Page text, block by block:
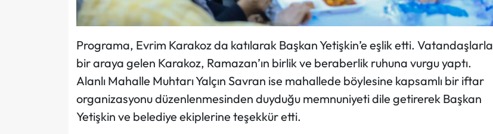
Programa, Evrim Karakoz da katılarak Başkan Yetişkin’e eşlik etti. Vatandaşlarla
bir araya gelen Karakoz, Ramazan’ın birlik ve beraberlik ruhuna vurgu yaptı.
Alanlı Mahalle Muhtarı Yalçın Savran ise mahallede böylesine kapsamlı bir iftar
organizasyonu düzenlenmesinden duyduğu memnuniyeti dile getirerek Başkan
Yetişkin ve belediye ekiplerine teşekkür etti.